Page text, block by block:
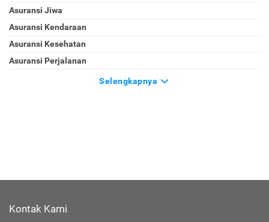
Asuransi Jiwa
Asuransi Kendaraan
Asuransi Kesehatan
Asuransi Perjalanan
Selengkapnya
Kontak Kami